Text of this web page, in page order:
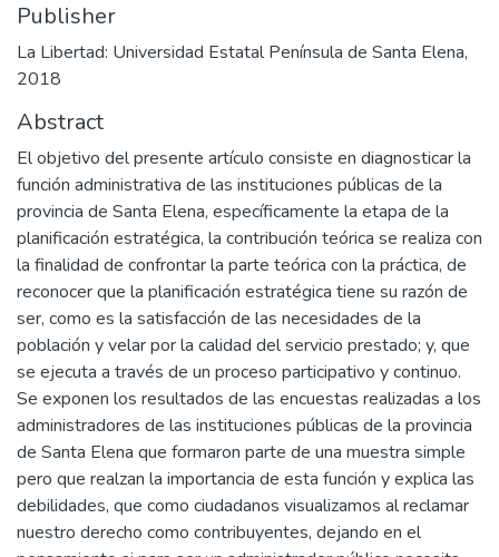
Publisher
La Libertad: Universidad Estatal Península de Santa Elena,
2018
Abstract
El objetivo del presente artículo consiste en diagnosticar la
función administrativa de las instituciones públicas de la
provincia de Santa Elena, específicamente la etapa de la
planificación estratégica, la contribución teórica se realiza con
la finalidad de confrontar la parte teórica con la práctica, de
reconocer que la planificación estratégica tiene su razón de
ser, como es la satisfacción de las necesidades de la
población y velar por la calidad del servicio prestado; y, que
se ejecuta a través de un proceso participativo y continuo.
Se exponen los resultados de las encuestas realizadas a los
administradores de las instituciones públicas de la provincia
de Santa Elena que formaron parte de una muestra simple
pero que realzan la importancia de esta función y explica las
debilidades, que como ciudadanos visualizamos al reclamar
nuestro derecho como contribuyentes, dejando en el